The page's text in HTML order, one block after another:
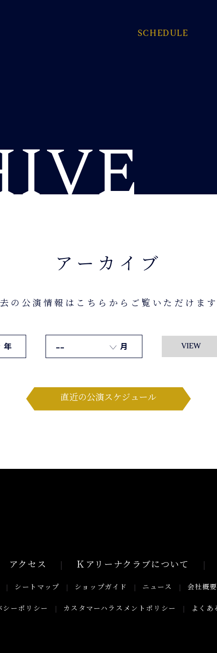
SCHEDULE
アーカイブ
の公演情報はこちらからご覧いただけます
年 月 VIEW
直近の公演スケジュール
アクセス Ｋアリーナクラブについて
シートマップ ショップガイド ニュース 会社概要
シーポリシー カスタマーハラスメントポリシー よくあ